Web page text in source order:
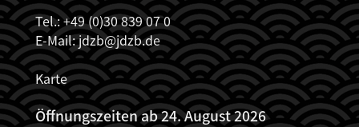
Tel.: +49 (0)30 839 07 0
E-Mail:jdzb@jdzb.de
Karte
Öffnungszeiten ab 24. August 2026